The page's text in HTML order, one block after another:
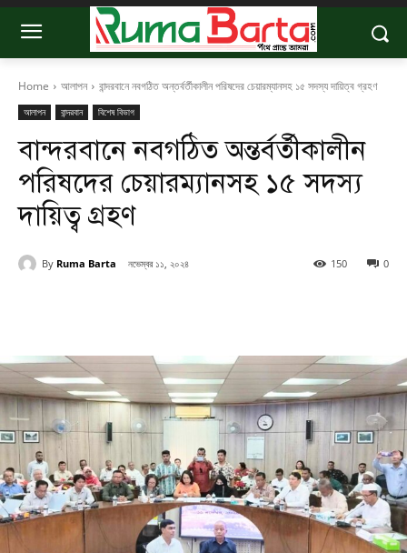
Home আলাপন বান্দরবানে নবগঠিত অন্তর্বর্তীকালীন পরিষদের চেয়ারম্যানসহ ১৫ সদস্য দায়িত্ব গ্রহণ
আলাপন বান্দরবান বিশেষ বিভাগ
বান্দরবানে নবগঠিত অন্তর্বর্তীকালীন
পরিষদের চেয়ারম্যানসহ ১৫ সদস্য
দায়িত্ব গ্রহণ
By Ruma Barta নভেম্বর ১১, ২০২৪ 0
150